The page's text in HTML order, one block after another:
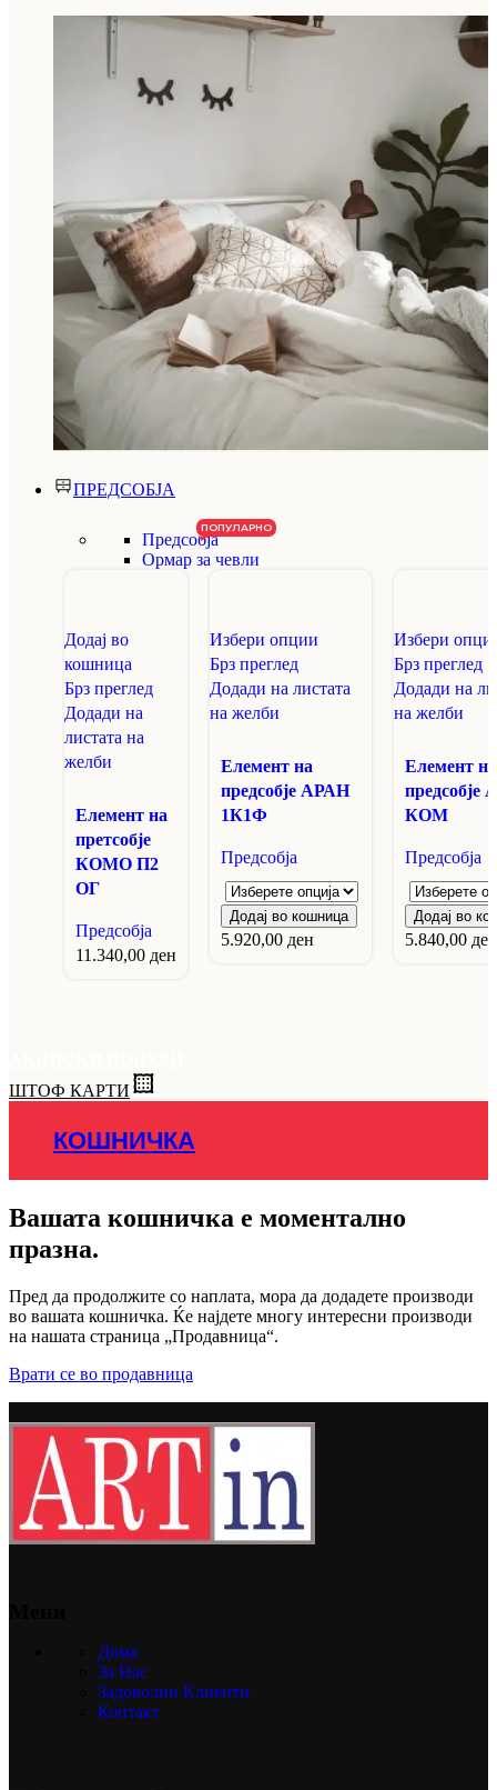
ПРЕДСОБЈА
Предсобја
ПОПУЛАРНО
Ормар за чевли
Додај во
кошница
Брз преглед
Додади на
листата на
желби
Eлемент на
претсобје
КОМО П2
ОГ
Предсобја
11.340,00 ден
Избери опции
Брз преглед
Додади на листата
на желби
Елемент на
предсобје АРАН
1К1Ф
Предсобја
Додај во кошница
5.920,00 ден
Избери
Брз преглед
Додади на
на желби
Елемент на
предсобје
КОМ
Предсобја
Додај во
5.840,00 ден
ШТОФ КАРТИ
КОШНИЧКА
Вашата кошничка е моментално
празна.
Пред да продолжите со наплата, мора да додадете производи
во вашата кошничка. Ќе најдете многу интересни производи
на нашата страница „Продавница“.
Врати се во продавница
Дома
За Нас
Задоволни Клиенти
Контакт